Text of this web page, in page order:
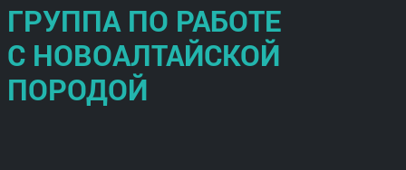
ГРУППА ПО РАБОТЕ
С НОВОАЛТАЙСКОЙ
ПОРОДОЙ